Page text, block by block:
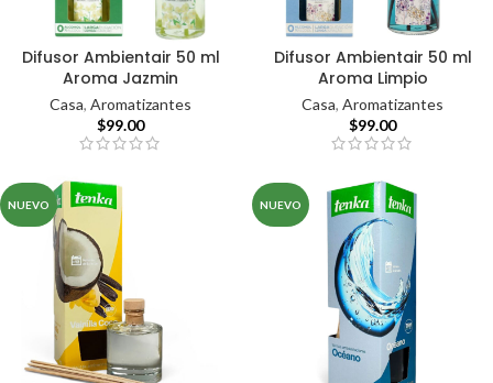
Difusor Ambientair 50 ml
Aroma Jazmin
Casa, Aromatizantes
$99.00
Difusor Ambientair 50 ml
Aroma Limpio
Casa, Aromatizantes
$99.00
NUEVO NUEVO